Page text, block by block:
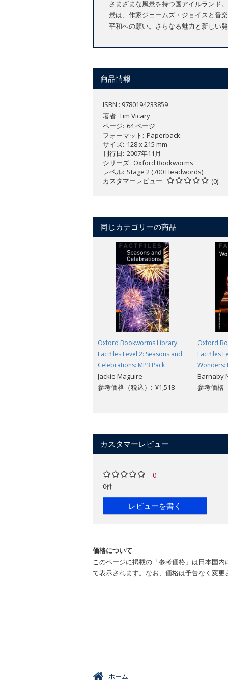
さまざまな風景を持つ国アイルランド
景は、作家ジェームズ・ジョイスと音
平和への願い。さらなる魅力と新しい
商品情報
ISBN : 9780194233859
著者: Tim Vicary
ページ 64 ページ
フォーマット
Paperback
サイズ 128 x 215 mm
刊行日 2007年11月
シリーズ Oxford Bookworms
レベル Stage 2 (700 Headwords)
カスタマーレビュー
(0)
同じカテゴリーの商品
Oxford Bookworms Library:
Factfiles Level 2: Seasons and
Celebrations: MP3 Pack
Jackie Maguire
参考価格（税込）: ¥1,518
Oxford
Factfiles
Wonders:
Barnaby
参考価格
カスタマーレビュー
0
0件
レビューを書く
価格について
このページに掲載の「参考価格」は日本国
て表示されます。なお、価格は予告なく変
ホーム